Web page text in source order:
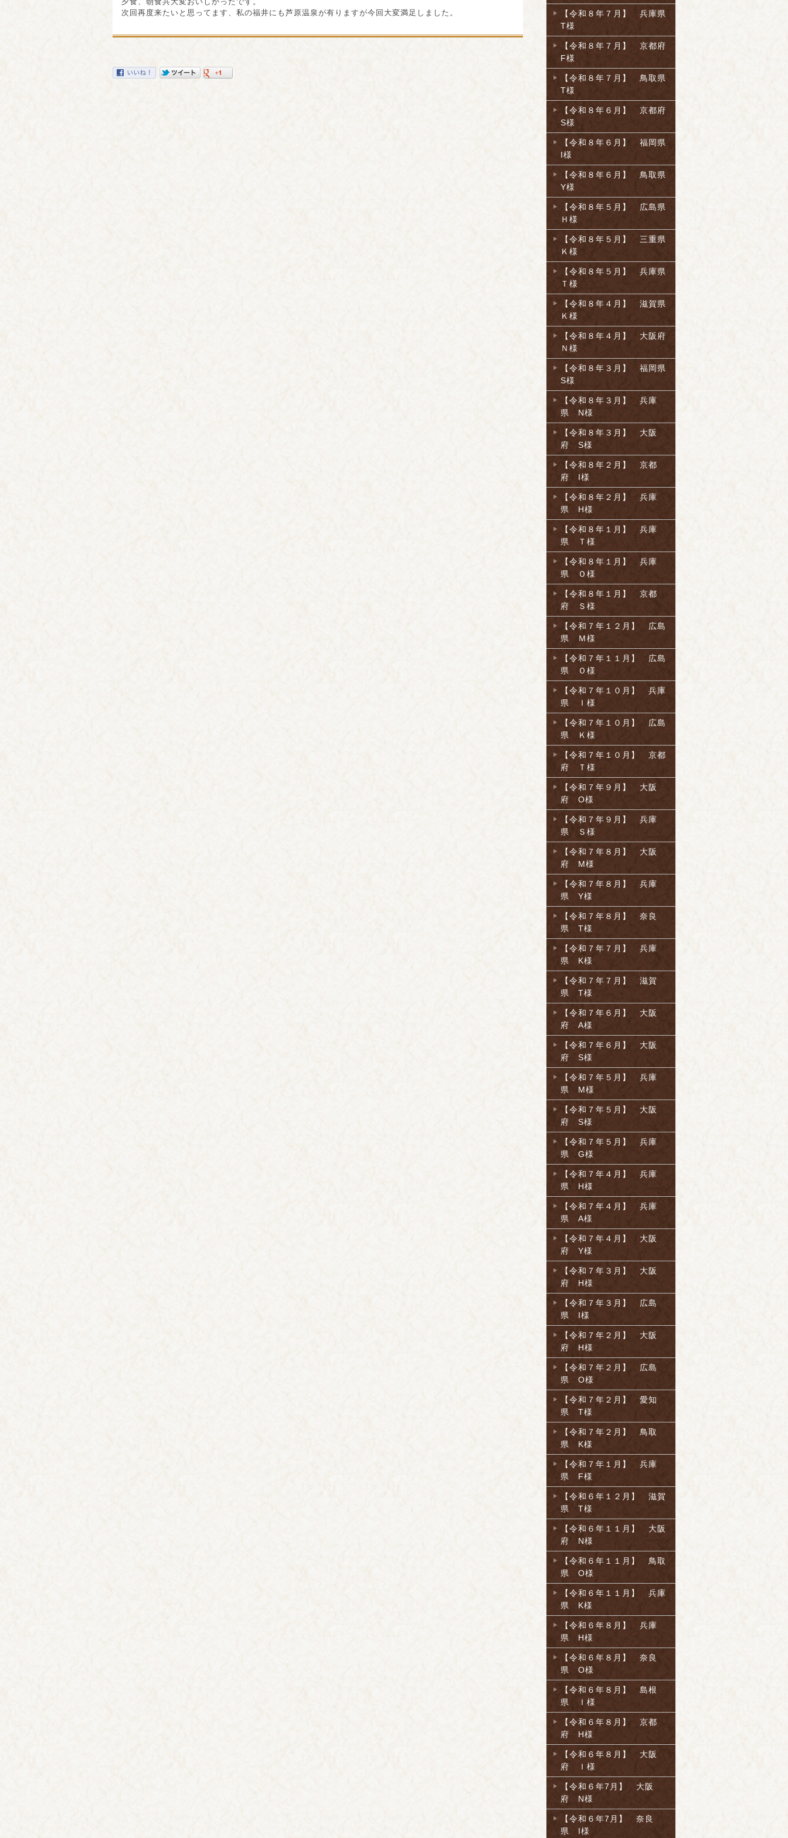
次回再度来たいと思ってます、私の福井にも芦原温泉が有りますが今回大変満足しました。
【令和８年７月】 兵庫県
T様
【令和８年７月】 京都府
F様
【令和８年７月】 鳥取県
T様
【令和８年６月】 京都府
S様
【令和８年６月】 福岡県
I様
【令和８年６月】 鳥取県
Y様
【令和８年５月】 広島県
Ｈ様
【令和８年５月】 三重県
Ｋ様
【令和８年５月】 兵庫県
Ｔ様
【令和８年４月】 滋賀県
Ｋ様
【令和８年４月】 大阪府
Ｎ様
【令和８年３月】 福岡県
S様
【令和８年３月】 兵庫
県 N様
【令和８年３月】 大阪
府 S様
【令和８年２月】 京都
府 I様
【令和８年２月】 兵庫
県 H様
【令和８年１月】 兵庫
県 Ｔ様
【令和８年１月】 兵庫
県 Ｏ様
【令和８年１月】 京都
府 Ｓ様
【令和７年１２月】 広島
県 Ｍ様
【令和７年１１月】 広島
県 Ｏ様
【令和７年１０月】 兵庫
県 Ｉ様
【令和７年１０月】 広島
県 Ｋ様
【令和７年１０月】 京都
府 Ｔ様
【令和７年９月】 大阪
府 O様
【令和７年９月】 兵庫
県 Ｓ様
【令和７年８月】 大阪
府 M様
【令和７年８月】 兵庫
県 Y様
【令和７年８月】 奈良
県 T様
【令和７年７月】 兵庫
県 K様
【令和７年７月】 滋賀
県 T様
【令和７年６月】 大阪
府 A様
【令和７年６月】 大阪
府 S様
【令和７年５月】 兵庫
県 M様
【令和７年５月】 大阪
府 S様
【令和７年５月】 兵庫
県 G様
【令和７年４月】 兵庫
県 H様
【令和７年４月】 兵庫
県 A様
【令和７年４月】 大阪
府 Y様
【令和７年３月】 大阪
府 H様
【令和７年３月】 広島
県 I様
【令和７年２月】 大阪
府 H様
【令和７年２月】 広島
県 O様
【令和７年２月】 愛知
県 T様
【令和７年２月】 鳥取
県 K様
【令和７年１月】 兵庫
県 F様
【令和６年１２月】 滋賀
県 T様
【令和６年１１月】 大阪
府 N様
【令和６年１１月】 鳥取
県 O様
【令和６年１１月】 兵庫
県 K様
【令和６年８月】 兵庫
県 H様
【令和６年８月】 奈良
県 O様
【令和６年８月】 島根
県 Ｉ様
【令和６年８月】 京都
府 H様
【令和６年８月】 大阪
府 Ｉ様
【令和６年7月】 大阪
府 N様
【令和６年7月】 奈良
県 I様